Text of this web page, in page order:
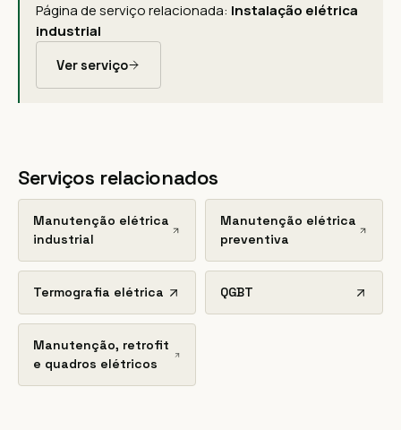
Página de serviço relacionada: Instalação elétrica
industrial
Ver serviço
Serviços relacionados
Manutenção elétrica
industrial
Manutenção elétrica
preventiva
Termografia elétrica QGBT
Manutenção, retrofit
e quadros elétricos